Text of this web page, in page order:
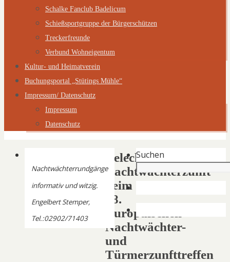
Schalke Fanclub Badelicum
Schießsportgruppe der Bürgerschützen
Treckerfreunde
Verbund Wohneigentum
Kultur- und Heimatverein
Buchungsportal „Stütings Mühle“
Impressum/ Datenschutz
Impressum
Datenschutz
Belecker
Nachtwächterzunft
beim
38.
Europäischen
Nachtwächter-
und
Türmerzunfttreffen
Nachtwächterrundgänge
informativ und witzig.
Engelbert Stemper,
Tel.:02902/71403
Suchen